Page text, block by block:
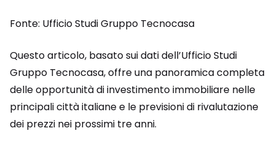
Fonte: Ufficio Studi Gruppo Tecnocasa
Questo articolo, basato sui dati dell’Ufficio Studi
Gruppo Tecnocasa, offre una panoramica completa
delle opportunità di investimento immobiliare nelle
principali città italiane e le previsioni di rivalutazione
dei prezzi nei prossimi tre anni.